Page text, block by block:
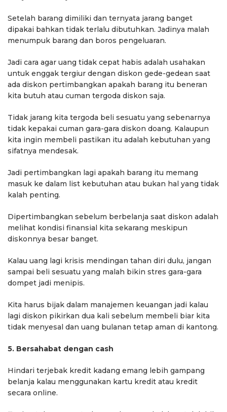
Setelah barang dimiliki dan ternyata jarang banget
dipakai bahkan tidak terlalu dibutuhkan. Jadinya malah
menumpuk barang dan boros pengeluaran.
Jadi cara agar uang tidak cepat habis adalah usahakan
untuk enggak tergiur dengan diskon gede-gedean saat
ada diskon pertimbangkan apakah barang itu beneran
kita butuh atau cuman tergoda diskon saja.
Tidak jarang kita tergoda beli sesuatu yang sebenarnya
tidak kepakai cuman gara-gara diskon doang. Kalaupun
kita ingin membeli pastikan itu adalah kebutuhan yang
sifatnya mendesak.
Jadi pertimbangkan lagi apakah barang itu memang
masuk ke dalam list kebutuhan atau bukan hal yang tidak
kalah penting.
Dipertimbangkan sebelum berbelanja saat diskon adalah
melihat kondisi finansial kita sekarang meskipun
diskonnya besar banget.
Kalau uang lagi krisis mendingan tahan diri dulu, jangan
sampai beli sesuatu yang malah bikin stres gara-gara
dompet jadi menipis.
Kita harus bijak dalam manajemen keuangan jadi kalau
lagi diskon pikirkan dua kali sebelum membeli biar kita
tidak menyesal dan uang bulanan tetap aman di kantong.
5. Bersahabat dengan cash
Hindari terjebak kredit kadang emang lebih gampang
belanja kalau menggunakan kartu kredit atau kredit
secara online.